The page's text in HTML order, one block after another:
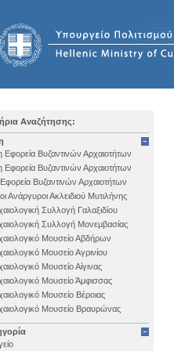
Αναζήτησης:
Εφορεία Βυζαντινών Αρχαιοτήτων
Εφορεία Βυζαντινών Αρχαιοτήτων
Βυζαντινών Αρχαιοτήτων
Ανάργυροι Ακλειδιού Μυτιλήνης
Συλλογή Γαλαξιδίου
Συλλογή Μονεμβασίας
Μουσείο Αβδήρων
Μουσείο Αγρινίου
Μουσείο Αίγινας
Μουσείο Άμφισσας
Μουσείο Βέροιας
Μουσείο Βραυρώνας
Μουσείο Δελφών
Μουσείο Ηγουμενίτσας